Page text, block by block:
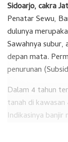
Sidoarjo, cakra
Penatar Sewu,
dulunya
Sawahnya subur,
depan mata.
penurunan
Dalam 4 tahun
tanah di
Indikasinya